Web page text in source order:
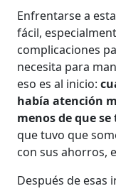
Enfrentarse a
fácil,
complicaciones
necesita para
eso es al inicio:
había atención
menos de que se
que tuvo que
con sus ahorros,
Después de esas